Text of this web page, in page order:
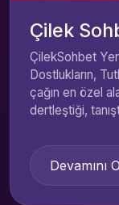
Çilek
ÇilekSohbet
Dostlukların,
çağın en özel
dertleştiği,
Devamını